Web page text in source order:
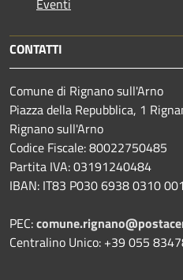
CONTATTI
Comune di Rignano sull'Arno
Piazza della Repubblica, 1
Rignano sull'Arno
Codice Fiscale: 80022750485
Partita IVA: 03191240484
IBAN: IT83 P030 6938 0310
PEC:
Centralino Unico: +39 055